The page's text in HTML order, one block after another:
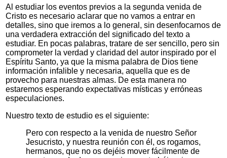
Al estudiar los eventos previos a la segunda venida de
Cristo es necesario aclarar que no vamos a entrar en
detalles, sino que iremos a lo general, sin desenfocarnos de
una verdadera extracción del significado del texto a
estudiar. En pocas palabras, tratare de ser sencillo, pero sin
comprometer la verdad y claridad del autor inspirado por el
Espíritu Santo, ya que la misma palabra de Dios tiene
información infalible y necesaria, aquella que es de
provecho para nuestras almas. De esta manera no
estaremos esperando expectativas místicas y erróneas
especulaciones.
Nuestro texto de estudio es el siguiente:
Pero con respecto a la venida de nuestro Señor
Jesucristo, y nuestra reunión con él, os rogamos,
hermanos, que no os dejéis mover fácilmente de